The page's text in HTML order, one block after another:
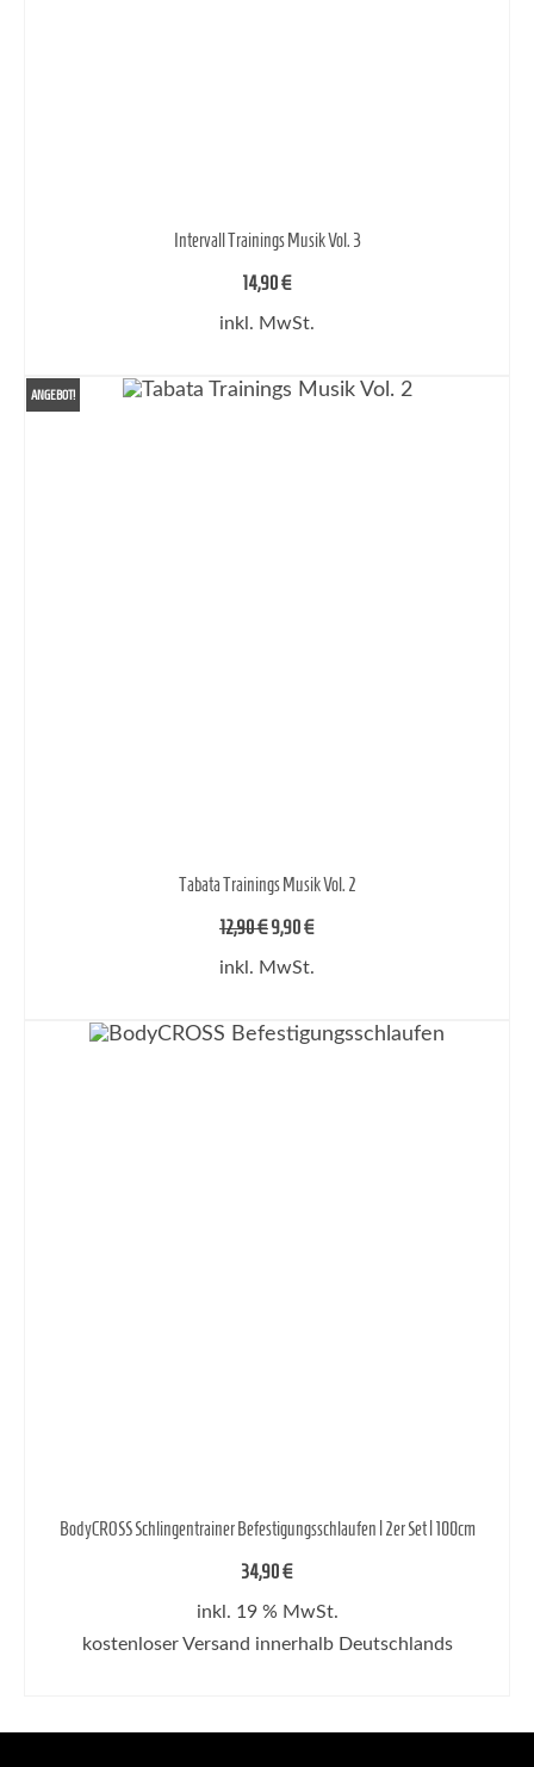
Intervall Trainings Musik Vol. 3
14,90€
inkl. MwSt.
ANGEBOT!
Tabata Trainings Musik Vol. 2
12,90€Ursprünglicher
war:
9,90€Aktueller
inkl. MwSt.
BodyCROSS Schlingentrainer Befestigungsschlaufen | 2er Set | 100cm
34,90€
inkl. 19 % MwSt.
kostenloser Versand innerhalb Deutschlands